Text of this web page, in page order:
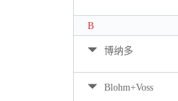
B
博纳多
Blohm+Voss